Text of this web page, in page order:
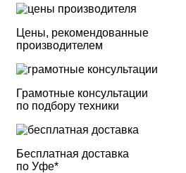
Цены, рекомендованные
производителем
Грамотные консультации
по подбору техники
Бесплатная доставка
по Уфе*